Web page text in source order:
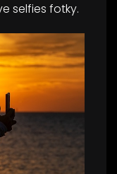
selfies fotky.